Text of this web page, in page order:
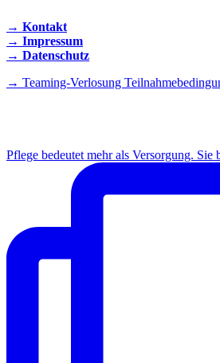
→ Kontakt
→ Impressum
→ Datenschutz
→ Teaming-Verlosung
Pflege bedeutet mehr als Versorgung. Sie